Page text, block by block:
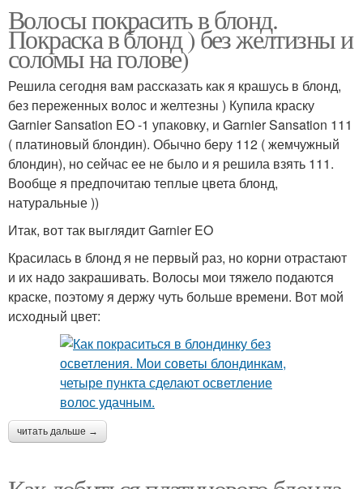
Волосы покрасить в блонд.
Покраска в блонд ) без желтизны и
соломы на голове)
Решила сегодня вам рассказать как я крашусь в блонд,
без переженных волос и желтезны ) Купила краску
Garnier Sansation EO -1 упаковку, и Garnier Sansation 111
( платиновый блондин). Обычно беру 112 ( жемчужный
блондин), но сейчас ее не было и я решила взять 111.
Вообще я предпочитаю теплые цвета блонд,
натуральные ))
Итак, вот так выглядит Garnier EO
Красилась в блонд я не первый раз, но корни отрастают
и их надо закрашивать. Волосы мои тяжело подаются
краске, поэтому я держу чуть больше времени. Вот мой
исходный цвет:
читать дальше →